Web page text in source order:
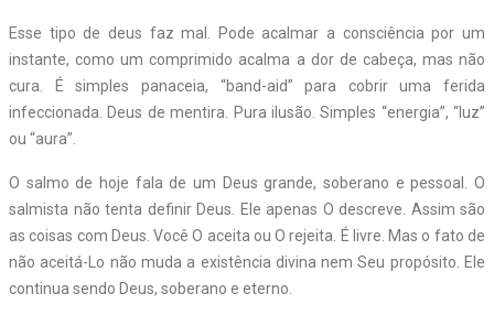
Esse tipo de deus faz mal. Pode acalmar a consciência por um
instante, como um comprimido acalma a dor de cabeça, mas não
cura. É simples panaceia, “band-aid” para cobrir uma ferida
infeccionada. Deus de mentira. Pura ilusão. Simples “energia”, “luz”
ou “aura”.
O salmo de hoje fala de um Deus grande, soberano e pessoal. O
salmista não tenta definir Deus. Ele apenas O descreve. Assim são
as coisas com Deus. Você O aceita ou O rejeita. É livre. Mas o fato de
não aceitá-Lo não muda a existência divina nem Seu propósito. Ele
continua sendo Deus, soberano e eterno.